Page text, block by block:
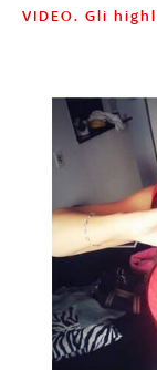
VIDEO. Gli